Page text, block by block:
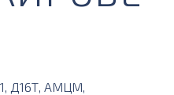
Д16Т, АМЦМ,